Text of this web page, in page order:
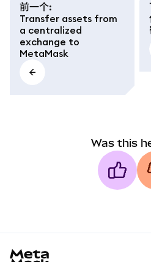
前一个:
Transfer assets from
a centralized
exchange to
MetaMask
Was this